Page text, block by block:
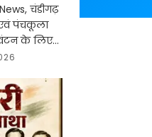
चंडीगढ़
एवं पंचकूला
के लिए
हैं। इच्छुक
पोर्ट